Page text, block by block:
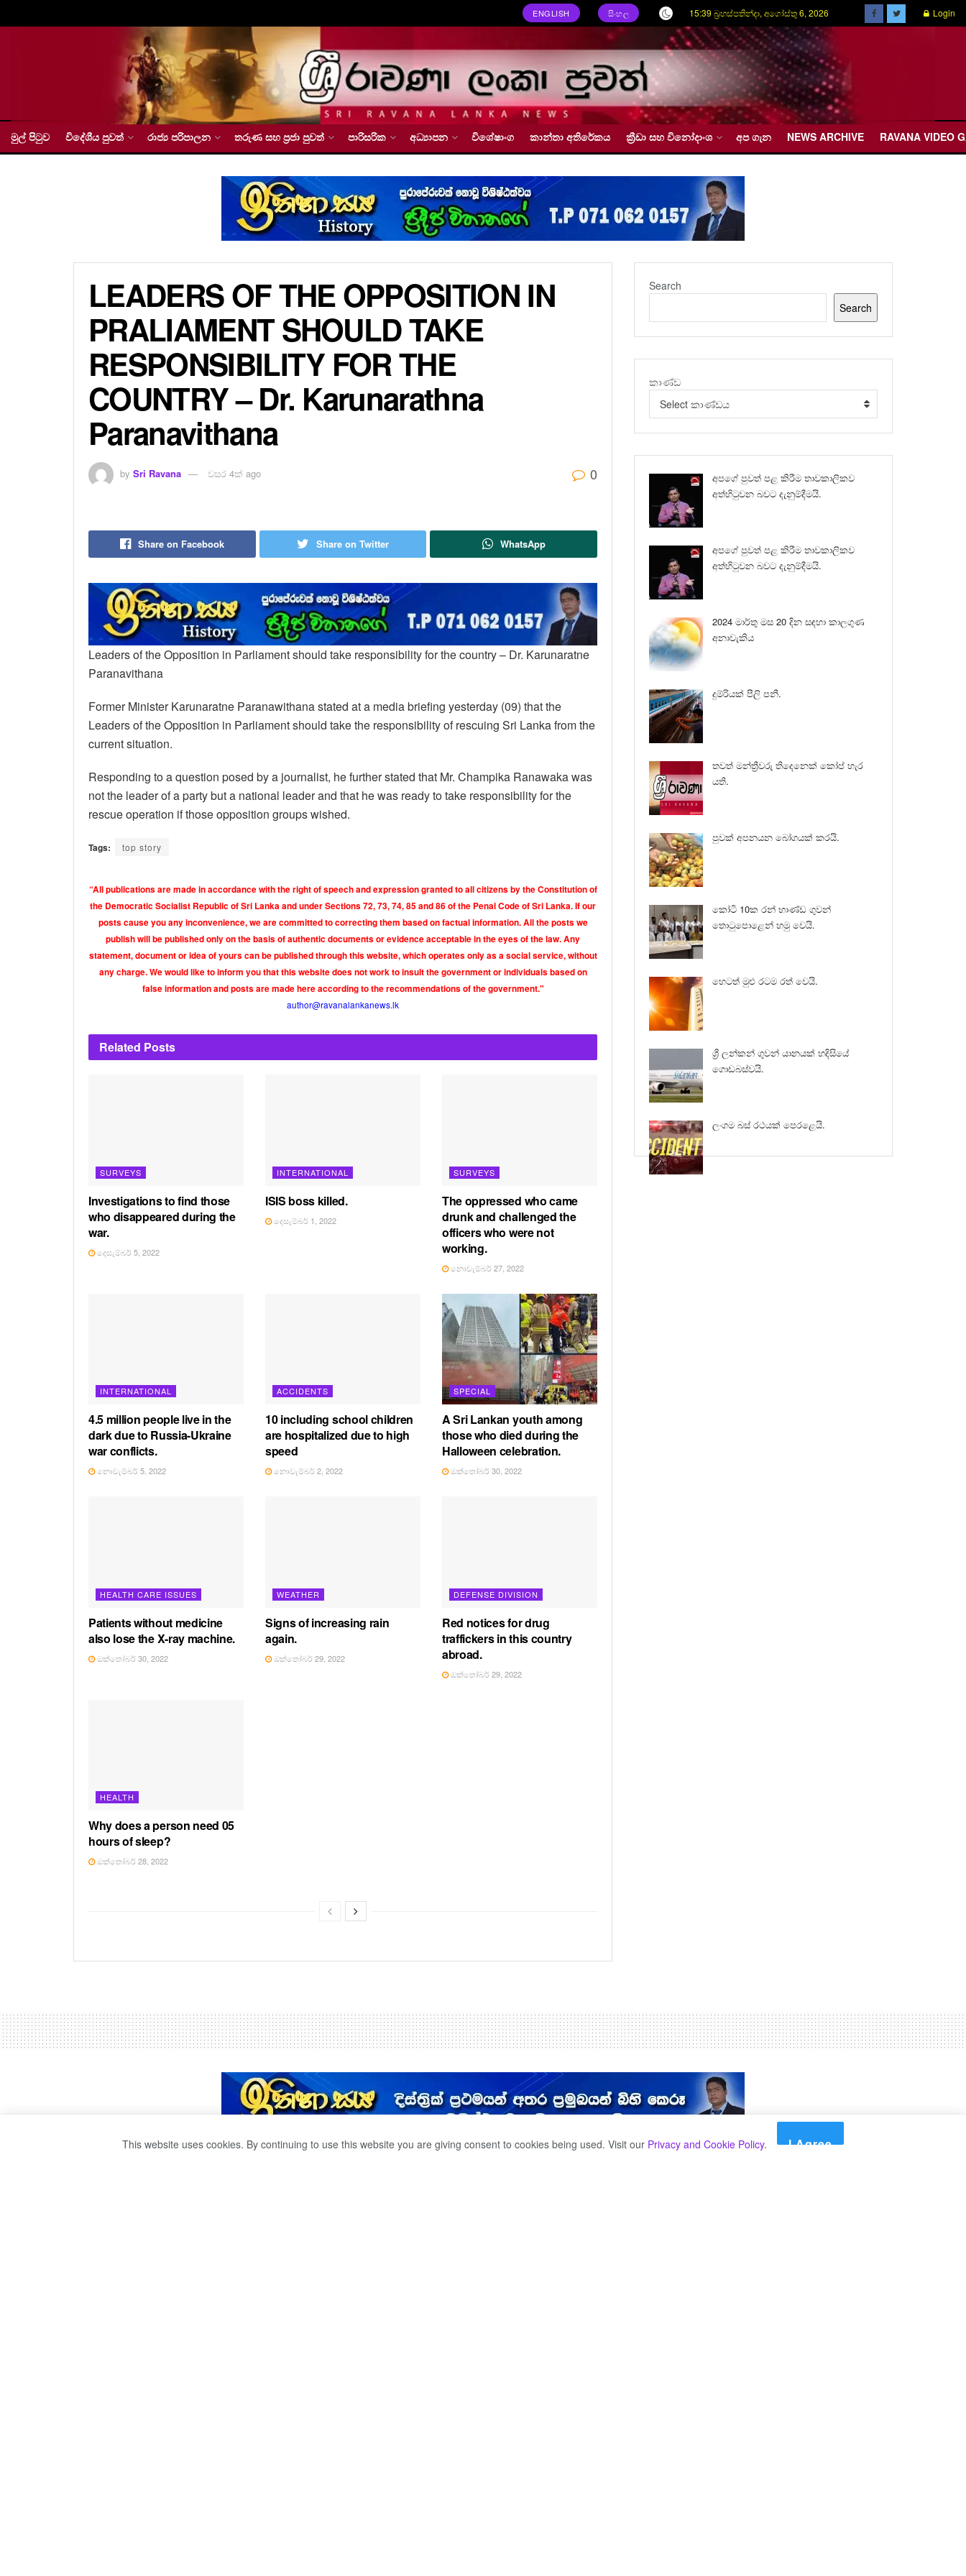
ENGLISH සිංහල 15:39 බ්‍රහස්පතින්දා, අගෝස්තු 6, 2026 Login
මුල් පිටුව විදේශීය පුවත් රාජ්‍ය පරිපාලන තරුණ සහ ප්‍රජා පුවත් පාරිසරික අධ්‍යාපන විශේෂාංග කාන්තා අතිරේකය ක්‍රීඩා සහ විනෝදාංශ අප ගැන NEWS ARCHIVE RAVANA VIDEO
LEADERS OF THE OPPOSITION IN
PRALIAMENT SHOULD TAKE
RESPONSIBILITY FOR THE
COUNTRY – Dr. Karunarathna
Paranavithana
by Sri Ravana වසර 4ක් ago 0
Share on Facebook Share on Twitter WhatsApp
Leaders of the Opposition in Parliament should take responsibility for the country – Dr. Karunaratne
Paranavithana
Former Minister Karunaratne Paranawithana stated at a media briefing yesterday (09) that the
Leaders of the Opposition in Parliament should take the responsibility of rescuing Sri Lanka from the
current situation.
Responding to a question posed by a journalist, he further stated that Mr. Champika Ranawaka was
not the leader of a party but a national leader and that he was ready to take responsibility for the
rescue operation if those opposition groups wished.
Tags: top story
“All publications are made in accordance with the right of speech and expression granted to all citizens by the Constitution of
the Democratic Socialist Republic of Sri Lanka and under Sections 72, 73, 74, 85 and 86 of the Penal Code of Sri Lanka. If our
posts cause you any inconvenience, we are committed to correcting them based on factual information. All the posts we
publish will be published only on the basis of authentic documents or evidence acceptable in the eyes of the law. Any
statement, document or idea of yours can be published through this website, which operates only as a social service, without
any charge. We would like to inform you that this website does not work to insult the government or individuals based on
false information and posts are made here according to the recommendations of the government."
author@ravanalankanews.lk
Related Posts
SURVEYS
Investigations to find those
who disappeared during the
war.
දෙසැම්බර් 5, 2022
INTERNATIONAL
ISIS boss killed.
දෙසැම්බර් 1, 2022
SURVEYS
The oppressed who came
drunk and challenged the
officers who were not
working.
නොවැම්බර් 27, 2022
INTERNATIONAL
4.5 million people live in the
dark due to Russia-Ukraine
war conflicts.
නොවැම්බර් 5, 2022
ACCIDENTS
10 including school children
are hospitalized due to high
speed
නොවැම්බර් 2, 2022
SPECIAL
A Sri Lankan youth among
those who died during the
Halloween celebration.
ඔක්තෝබර් 30, 2022
HEALTH CARE ISSUES
Patients without medicine
also lose the X-ray machine.
ඔක්තෝබර් 30, 2022
WEATHER
Signs of increasing rain
again.
ඔක්තෝබර් 29, 2022
DEFENSE DIVISION
Red notices for drug
traffickers in this country
abroad.
ඔක්තෝබර් 29, 2022
HEALTH
Why does a person need 05
hours of sleep?
ඔක්තෝබර් 28, 2022
Search
Search
කාණ්ඩ
Select කාණ්ඩය
අපගේ පුවත් පළ කිරීම තාවකාලිකව
අත්හිටුවන බවට දැනුම්දීමයි.
අපගේ පුවත් පළ කිරීම තාවකාලිකව
අත්හිටුවන බවට දැනුම්දීමයි.
2024 මාර්තු මස 20 දින සඳහා කාලගුණ
අනාවැකිය
දුම්රියක් පීලි පනී.
තවත් මන්ත්‍රීවරු තිදෙනෙක් කෝප් හැර
යති.
පුවක් අපනයන බෝගයක් කරයි.
කෝටි 10ක රන් භාණ්ඩ ගුවන්
තොටුපොළෙන් හමු වෙයි.
හෙටත් මුළු රටම රත් වෙයි.
ශ්‍රී ලන්කන් ගුවන් යානයක් හදිසියේ
ගොඩබස්වයි.
ලංගම බස් රථයක් පෙරළෙයි.
This website uses cookies. By continuing to use this website you are giving consent to cookies being used. Visit our Privacy and Cookie Policy. I Agree